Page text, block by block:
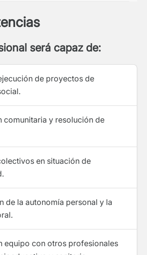
será capaz de:
de proyectos de
comunitaria y resolución de
en situación de
de la autonomía personal y la
equipo con otros profesionales